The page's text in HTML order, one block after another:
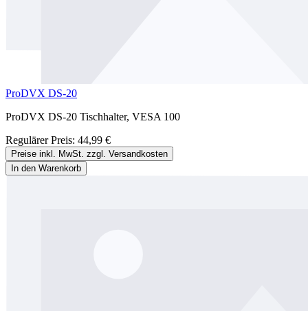
ProDVX DS-20
ProDVX DS-20 Tischhalter, VESA 100
Regulärer Preis: 44,99 €
Preise inkl. MwSt. zzgl. Versandkosten
In den Warenkorb